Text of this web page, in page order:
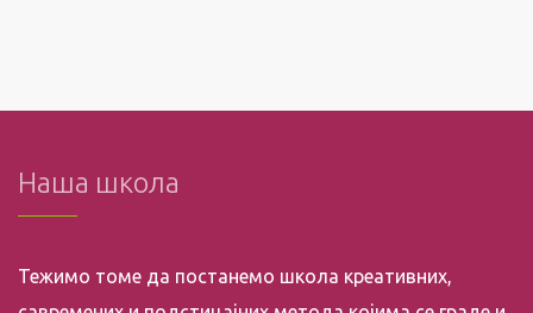
Наша школа
Тежимо томе да постанемо школа креативних,